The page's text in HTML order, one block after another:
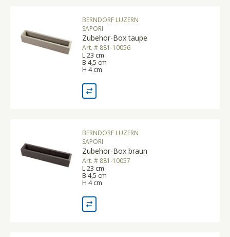
BERNDORF LUZERN
SAPORI
Zubehör-Box taupe
Art. # 881-10056
L 23 cm
B 4,5 cm
H 4 cm
BERNDORF LUZERN
SAPORI
Zubehör-Box braun
Art. # 881-10057
L 23 cm
B 4,5 cm
H 4 cm